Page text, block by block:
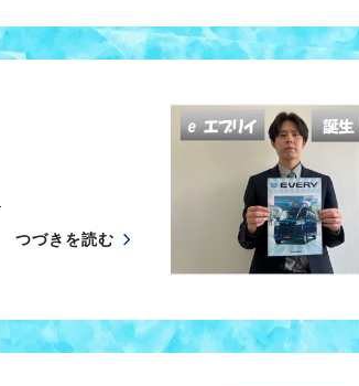
つづきを読む